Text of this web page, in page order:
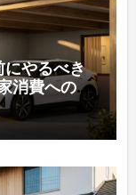
にやるべき
消費への戦